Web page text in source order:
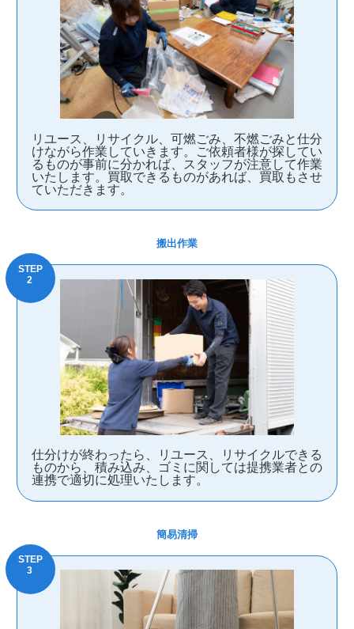
リユース、リサイクル、可燃ごみ、不燃ごみと仕分
けながら作業していきます。ご依頼者様が探してい
るものが事前に分かれば、スタッフが注意して作業
いたします。買取できるものがあれば、買取もさせ
ていただきます。
搬出作業
仕分けが終わったら、リユース、リサイクルできる
ものから、積み込み、ゴミに関しては提携業者との
連携で適切に処理いたします。
簡易清掃